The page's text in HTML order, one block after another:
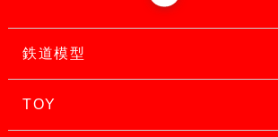
鉄道模型
TOY